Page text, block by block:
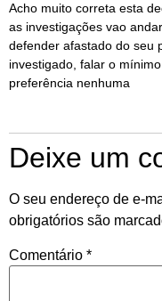
Acho muito correta esta
as investigações vao
defender afastado do seu
investigado, falar o
preferência nenhuma
Deixe um
O seu endereço de e-
obrigatórios são
Comentário *